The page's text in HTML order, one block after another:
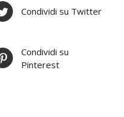
Condividi su Twitter
Condividi su
Pinterest